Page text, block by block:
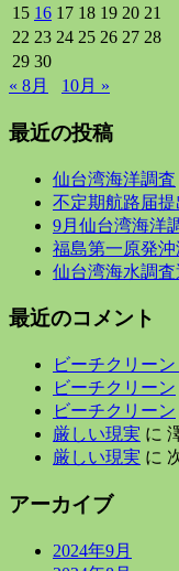
15 16 17 18 19 20 21
22 23 24 25 26 27 28
29 30
« 8月
10月 »
最近の投稿
仙台湾海洋調査
不定期航路届提
9月仙台湾海洋
福島第一原発
仙台湾海水調査
最近のコメント
ビーチクリー
ビーチクリーン
ビーチクリーン
厳しい現実 に
厳しい現実 に
アーカイブ
2024年9月